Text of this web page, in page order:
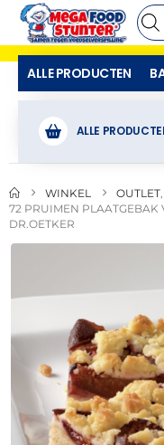
ALLE PRODUCTEN
ALLE
WINKEL OUTLET
72 PRUIMEN PLAATGEBAK
DR.OETKER